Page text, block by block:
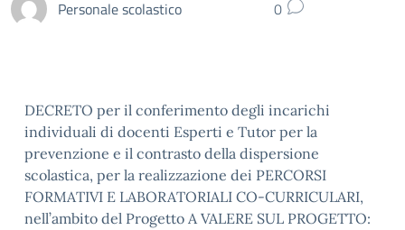
Personale scolastico 0
DECRETO per il conferimento degli incarichi
individuali di docenti Esperti e Tutor per la
prevenzione e il contrasto della dispersione
scolastica, per la realizzazione dei PERCORSI
FORMATIVI E LABORATORIALI CO-CURRICULARI,
nell’ambito del Progetto A VALERE SUL PROGETTO: